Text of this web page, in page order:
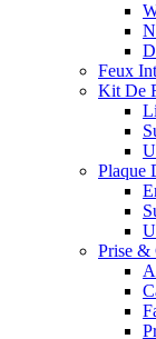
Feux
Kit De
Plaque
Prise &